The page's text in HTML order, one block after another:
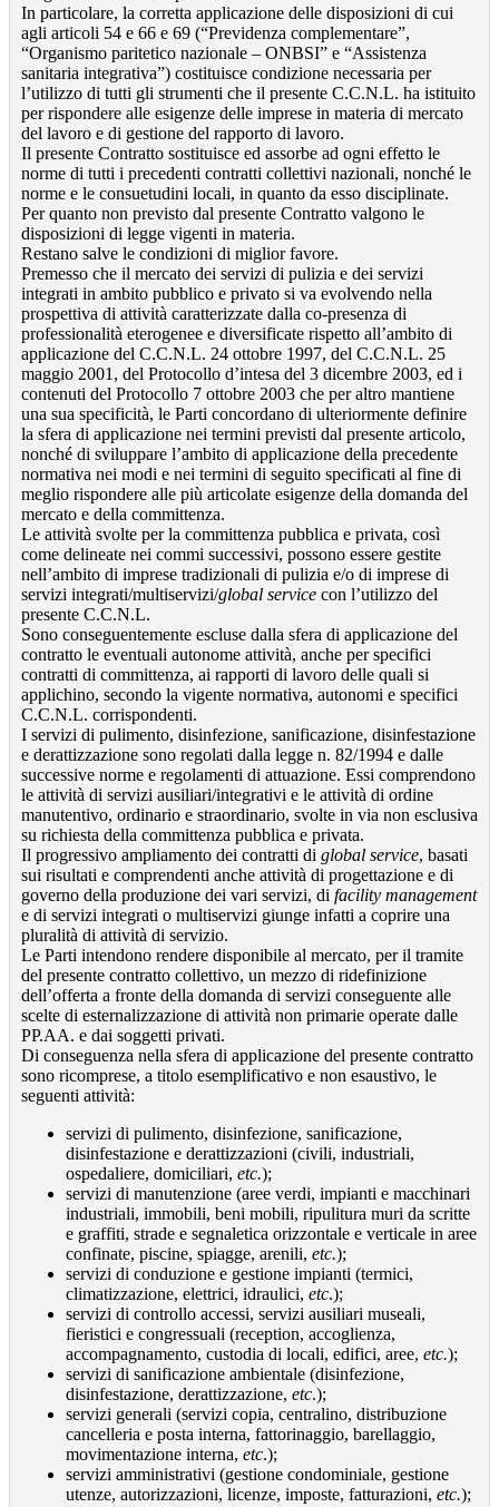
In particolare, la corretta applicazione delle disposizioni di cui
agli articoli 54 e 66 e 69 (“Previdenza complementare”,
“Organismo paritetico nazionale – ONBSI” e “Assistenza
sanitaria integrativa”) costituisce condizione necessaria per
l’utilizzo di tutti gli strumenti che il presente C.C.N.L. ha istituito
per rispondere alle esigenze delle imprese in materia di mercato
del lavoro e di gestione del rapporto di lavoro.
Il presente Contratto sostituisce ed assorbe ad ogni effetto le
norme di tutti i precedenti contratti collettivi nazionali, nonché le
norme e le consuetudini locali, in quanto da esso disciplinate.
Per quanto non previsto dal presente Contratto valgono le
disposizioni di legge vigenti in materia.
Restano salve le condizioni di miglior favore.
Premesso che il mercato dei servizi di pulizia e dei servizi
integrati in ambito pubblico e privato si va evolvendo nella
prospettiva di attività caratterizzate dalla co-presenza di
professionalità eterogenee e diversificate rispetto all’ambito di
applicazione del C.C.N.L. 24 ottobre 1997, del C.C.N.L. 25
maggio 2001, del Protocollo d’intesa del 3 dicembre 2003, ed i
contenuti del Protocollo 7 ottobre 2003 che per altro mantiene
una sua specificità, le Parti concordano di ulteriormente definire
la sfera di applicazione nei termini previsti dal presente articolo,
nonché di sviluppare l’ambito di applicazione della precedente
normativa nei modi e nei termini di seguito specificati al fine di
meglio rispondere alle più articolate esigenze della domanda del
mercato e della committenza.
Le attività svolte per la committenza pubblica e privata, così
come delineate nei commi successivi, possono essere gestite
nell’ambito di imprese tradizionali di pulizia e/o di imprese di
servizi integrati/multiservizi/global service con l’utilizzo del
presente C.C.N.L.
Sono conseguentemente escluse dalla sfera di applicazione del
contratto le eventuali autonome attività, anche per specifici
contratti di committenza, ai rapporti di lavoro delle quali si
applichino, secondo la vigente normativa, autonomi e specifici
C.C.N.L. corrispondenti.
I servizi di pulimento, disinfezione, sanificazione, disinfestazione
e derattizzazione sono regolati dalla legge n. 82/1994 e dalle
successive norme e regolamenti di attuazione. Essi comprendono
le attività di servizi ausiliari/integrativi e le attività di ordine
manutentivo, ordinario e straordinario, svolte in via non esclusiva
su richiesta della committenza pubblica e privata.
Il progressivo ampliamento dei contratti di global service, basati
sui risultati e comprendenti anche attività di progettazione e di
governo della produzione dei vari servizi, di facility management
e di servizi integrati o multiservizi giunge infatti a coprire una
pluralità di attività di servizio.
Le Parti intendono rendere disponibile al mercato, per il tramite
del presente contratto collettivo, un mezzo di ridefinizione
dell’offerta a fronte della domanda di servizi conseguente alle
scelte di esternalizzazione di attività non primarie operate dalle
PP.AA. e dai soggetti privati.
Di conseguenza nella sfera di applicazione del presente contratto
sono ricomprese, a titolo esemplificativo e non esaustivo, le
seguenti attività:
servizi di pulimento, disinfezione, sanificazione,
disinfestazione e derattizzazioni (civili, industriali,
ospedaliere, domiciliari, etc.);
servizi di manutenzione (aree verdi, impianti e macchinari
industriali, immobili, beni mobili, ripulitura muri da scritte
e graffiti, strade e segnaletica orizzontale e verticale in aree
confinate, piscine, spiagge, arenili, etc.);
servizi di conduzione e gestione impianti (termici,
climatizzazione, elettrici, idraulici, etc.);
servizi di controllo accessi, servizi ausiliari museali,
fieristici e congressuali (reception, accoglienza,
accompagnamento, custodia di locali, edifici, aree, etc.);
servizi di sanificazione ambientale (disinfezione,
disinfestazione, derattizzazione, etc.);
servizi generali (servizi copia, centralino, distribuzione
cancelleria e posta interna, fattorinaggio, barellaggio,
movimentazione interna, etc.);
servizi amministrativi (gestione condominiale, gestione
utenze, autorizzazioni, licenze, imposte, fatturazioni, etc.);